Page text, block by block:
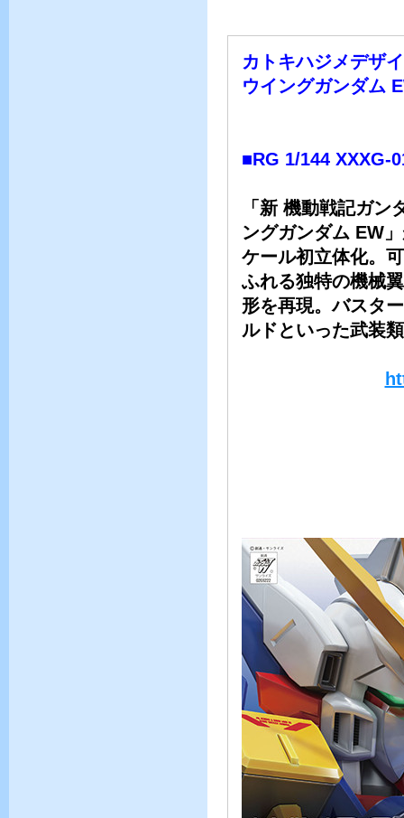
カトキハジメデザ
ウイングガンダム
■RG 1/144 XXXG-
「新 機動戦記ガ
ングガンダム EW
ケール初立体化。
ふれる独特の機械
形を再現。バスタ
ルドといった武装